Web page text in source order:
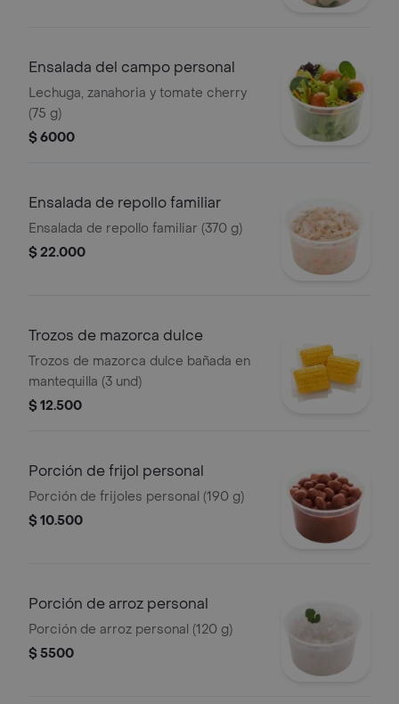
Ensalada del campo personal
Lechuga, zanahoria y tomate cherry
(75 g)
$ 6000
Ensalada de repollo familiar
Ensalada de repollo familiar (370 g)
$ 22.000
Trozos de mazorca dulce
Trozos de mazorca dulce bañada en
mantequilla (3 und)
$ 12.500
Porción de frijol personal
Porción de frijoles personal (190 g)
$ 10.500
Porción de arroz personal
Porción de arroz personal (120 g)
$ 5500